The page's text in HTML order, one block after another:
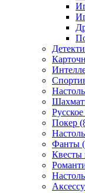
Покер
Фанты
Квесты